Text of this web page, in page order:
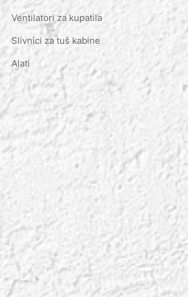
Ventilatori za kupatila
Slivnici za tuš kabine
Alati